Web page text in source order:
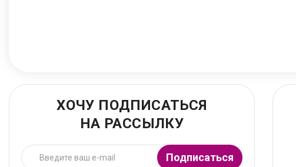
ХОЧУ ПОДПИСАТЬСЯ
НА РАССЫЛКУ
Подписаться